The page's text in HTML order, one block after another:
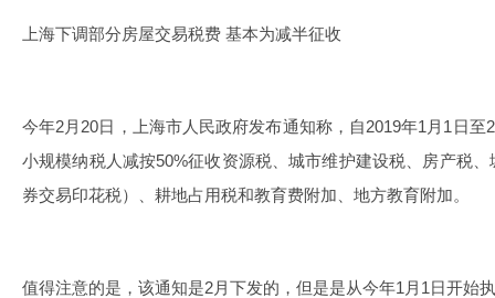
上海下调部分房屋交易税费 基本为减半征收
今年2月20日，上海市人民政府发布通知称，自2019年1月1日至
小规模纳税人减按50%征收资源税、城市维护建设税、房产税
券交易印花税）、耕地占用税和教育费附加、地方教育附加。
值得注意的是，该通知是2月下发的，但是是从今年1月1日开始